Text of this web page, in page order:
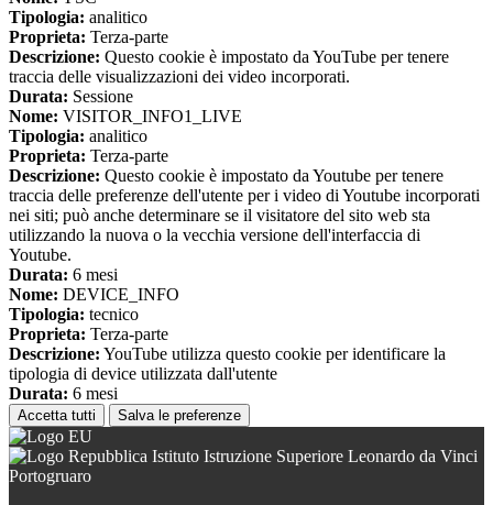
Tipologia: analitico
Proprieta: Terza-parte
Descrizione: Questo cookie è impostato da YouTube per tenere
traccia delle visualizzazioni dei video incorporati.
Durata: Sessione
Nome: VISITOR_INFO1_LIVE
Tipologia: analitico
Proprieta: Terza-parte
Descrizione: Questo cookie è impostato da Youtube per tenere
traccia delle preferenze dell'utente per i video di Youtube incorporati
nei siti; può anche determinare se il visitatore del sito web sta
utilizzando la nuova o la vecchia versione dell'interfaccia di
Youtube.
Durata: 6 mesi
Nome: DEVICE_INFO
Tipologia: tecnico
Proprieta: Terza-parte
Descrizione: YouTube utilizza questo cookie per identificare la
tipologia di device utilizzata dall'utente
Durata: 6 mesi
Accetta tutti Salva le preferenze
Istituto Istruzione Superiore Leonardo da Vinci
Portogruaro